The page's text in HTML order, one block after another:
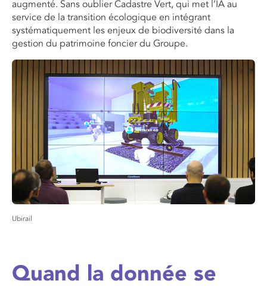
augmenté. Sans oublierCadastre Vert, qui met l’IA au
service de la transition écologique en intégrant
systématiquement les enjeux de biodiversité dans la
gestion du patrimoine foncier du Groupe.
Ubirail
Quand la donnée se